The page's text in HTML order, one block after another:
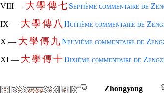
VIII — 大學傳七 Septième commentaire de
IX — 大學傳 八 Huitième commentaire de
X — 大學傳 九Neuvième commentaire de
XI — 大學傳十Dixième commentaire de
Zhongyong